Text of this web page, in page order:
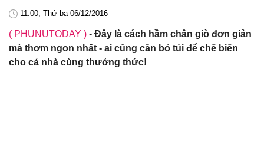
11:00, Thứ ba 06/12/2016
( PHUNUTODAY ) - Đây là cách hầm chân giò đơn giản
mà thơm ngon nhất - ai cũng cần bỏ túi để chế biến
cho cả nhà cùng thưởng thức!